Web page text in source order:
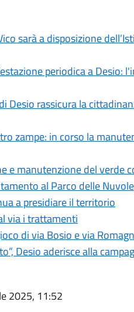
sarà a disposizione
periodica a Desio:
Desio rassicura la
zampe: in corso la
e manutenzione del verde
al Parco delle Nuvole
a presidiare il territorio
via i trattamenti
di via Bosio e via
Desio aderisce alla
2025, 11:52